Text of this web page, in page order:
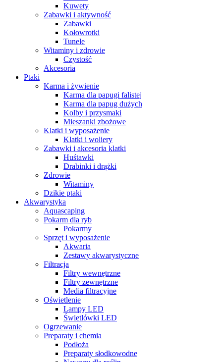
Kuwety
Zabawki i aktywność
Zabawki
Kołowrotki
Tunele
Witaminy i zdrowie
Czystość
Akcesoria
Ptaki
Karma i żywienie
Karma dla papugi falistej
Karma dla papug dużych
Kolby i przysmaki
Mieszanki zbożowe
Klatki i wyposażenie
Klatki i woliery
Zabawki i akcesoria klatki
Huśtawki
Drabinki i drążki
Zdrowie
Witaminy
Dzikie ptaki
Akwarystyka
Aquascaping
Pokarm dla ryb
Pokarmy
Sprzęt i wyposażenie
Akwaria
Zestawy akwarystyczne
Filtracja
Filtry wewnętrzne
Filtry zewnętrzne
Media filtracyjne
Oświetlenie
Lampy LED
Świetlówki LED
Ogrzewanie
Preparaty i chemia
Podłoża
Preparaty słodkowodne